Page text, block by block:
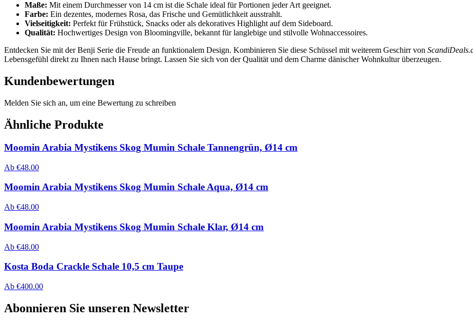
Maße: Mit einem Durchmesser von 14 cm ist die Schale ideal für Portionen jeder Art geeignet.
Farbe: Ein dezentes, modernes Rosa, das Frische und Gemütlichkeit ausstrahlt.
Vielseitigkeit: Perfekt für Frühstück, Snacks oder als dekoratives Highlight auf dem Sideboard.
Qualität: Hochwertiges Design von Bloomingville, bekannt für langlebige und stilvolle Wohnaccessoires.
Entdecken Sie mit der Benji Serie die Freude an funktionalem Design. Kombinieren Sie diese Schüssel mit weiterem Geschirr von
Lebensgefühl direkt zu Ihnen nach Hause bringt. Lassen Sie sich von der Qualität und dem Charme dänischer Wohnkultur überzeugen.
Kundenbewertungen
Melden Sie sich an, um eine Bewertung zu schreiben
Ähnliche Produkte
Moomin Arabia Mystikens Skog Mumin Schale Tannengrün, Ø14 cm
Ab €48.00
Moomin Arabia Mystikens Skog Mumin Schale Aqua, Ø14 cm
Ab €48.00
Moomin Arabia Mystikens Skog Mumin Schale Klar, Ø14 cm
Ab €48.00
Kosta Boda Crackle Schale 10,5 cm Taupe
Ab €400.00
Abonnieren Sie unseren Newsletter